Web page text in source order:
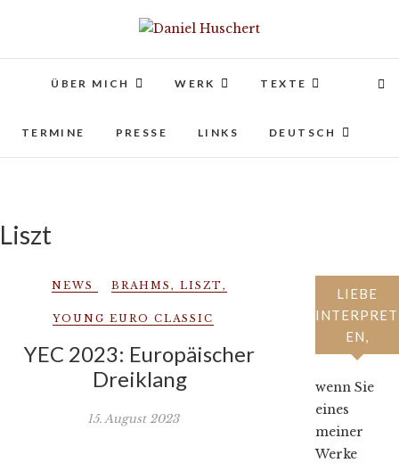
content
Daniel Huschert
ÜBER MICH WERK TEXTE
TERMINE PRESSE LINKS DEUTSCH
Liszt
NEWS BRAHMS,LISZT,
YOUNG EURO CLASSIC
YEC 2023: Europäischer
Dreiklang
15. August 2023
LIEBE
INTERPRET
EN,
wenn Sie
eines
meiner
Werke